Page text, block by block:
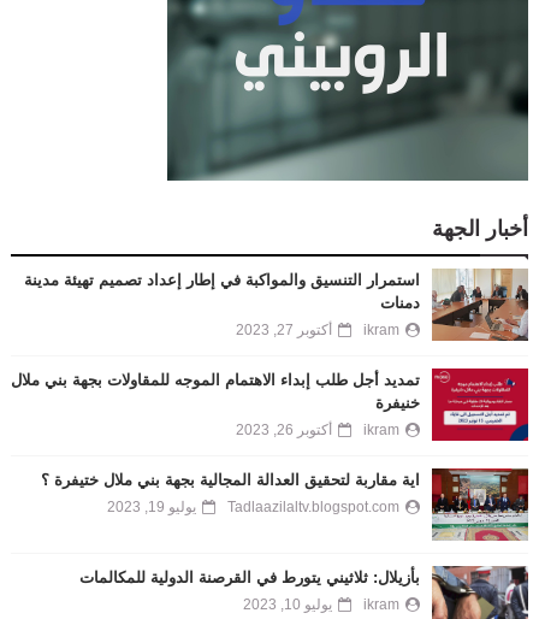
أخبار الجهة
استمرار التنسيق والمواكبة في إطار إعداد تصميم تهيئة مدينة
دمنات
ikram أكتوبر 27, 2023
تمديد أجل طلب إبداء الاهتمام الموجه للمقاولات بجهة بني ملال
خنيفرة
ikram أكتوبر 26, 2023
اية مقاربة لتحقيق العدالة المجالية بجهة بني ملال ختيفرة ؟
Tadlaazilaltv.blogspot.com يوليو 19, 2023
بأزيلال: ثلاثيني يتورط في القرصنة الدولية للمكالمات
ikram يوليو 10, 2023